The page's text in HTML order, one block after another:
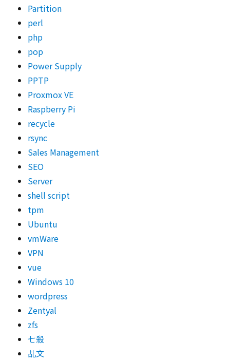
Partition
perl
php
pop
Power Supply
PPTP
Proxmox VE
Raspberry Pi
recycle
rsync
Sales Management
SEO
Server
shell script
tpm
Ubuntu
vmWare
VPN
vue
Windows 10
wordpress
Zentyal
zfs
七殺
乩文